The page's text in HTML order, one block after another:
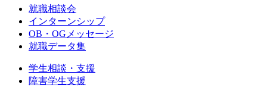
就職相談会
インターンシップ
OB・OGメッセージ
就職データ集
学生相談・支援
障害学生支援